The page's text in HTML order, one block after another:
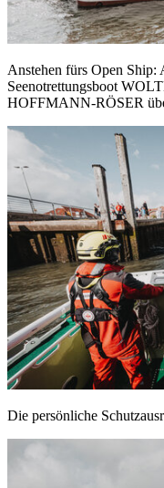
Anstehen fürs Open Ship:
Seenotrettungsboot
HOFFMANN-RÖSER
Die persönliche